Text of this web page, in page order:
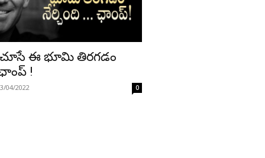
ఈ భూమి తిరగడం
!
04/2022 0